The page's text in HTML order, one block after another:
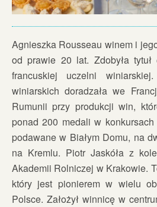
Agnieszka Rousseau winem i
od prawie 20 lat. Zdobyła
francuskiej uczelni
winiarskich doradzała we
Rumunii przy produkcji win,
ponad 200 medali w
podawane w Białym Domu, na
na Kremlu. Piotr Jaskóła z
Akademii Rolniczej w Krakowie.
który jest pionierem w wielu
Polsce. Założył winnicę w